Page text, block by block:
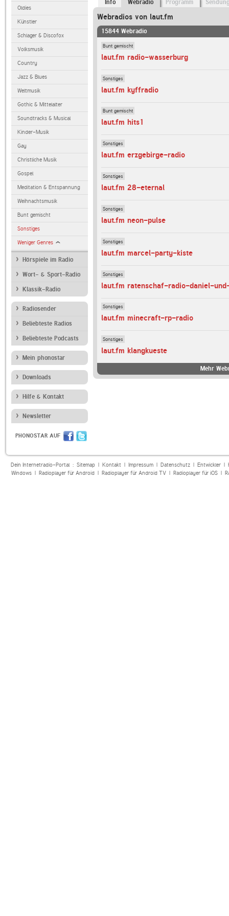
Oldies
Künstler
Schlager & Discofox
Volksmusik
Country
Jazz & Blues
Weltmusik
Gothic & Mittelalter
Soundtracks & Musical
Kinder-Musik
Gay
Christliche Musik
Gospel
Meditation & Entspannung
Weihnachtsmusik
Bunt gemischt
Sonstiges
Weniger Genres
Hörspiele im Radio
Wort- & Sport-Radio
Klassik-Radio
Radiosender
Beliebteste Radios
Beliebteste Podcasts
Mein phonostar
Downloads
Hilfe & Kontakt
Newsletter
PHONOSTAR AUF
Info Webradio Programm
Webradios von laut.fm
15844 Webradio
Bunt gemischt
laut.fm radio-wasserburg
Sonstiges
laut.fm kyffradio
Bunt gemischt
laut.fm hits1
Sonstiges
laut.fm erzgebirge-radio
Sonstiges
laut.fm 28-eternal
Sonstiges
laut.fm neon-pulse
Sonstiges
laut.fm marcel-party-kiste
Sonstiges
laut.fm ratenschaf-radio-daniel-
Sonstiges
laut.fm minecraft-rp-radio
Sonstiges
laut.fm klangkueste
Mehr
Dein Internetradio-Portal : Sitemap| Kontakt| Impressum| Datenschutz| Entwickler|
Windows| Radioplayer für Android| Radioplayer für Android TV| Radioplayer für iOS|